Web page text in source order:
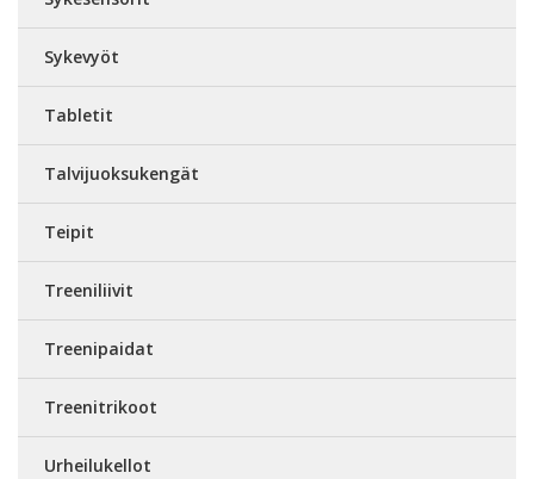
Sykevyöt
Tabletit
Talvijuoksukengät
Teipit
Treeniliivit
Treenipaidat
Treenitrikoot
Urheilukellot